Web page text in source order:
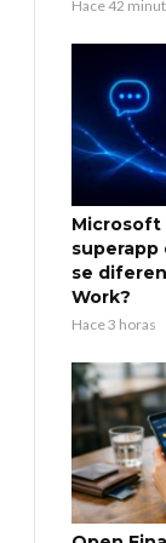
Hace 42
Microsoft
superapp
se
Work?
Hace 3 horas